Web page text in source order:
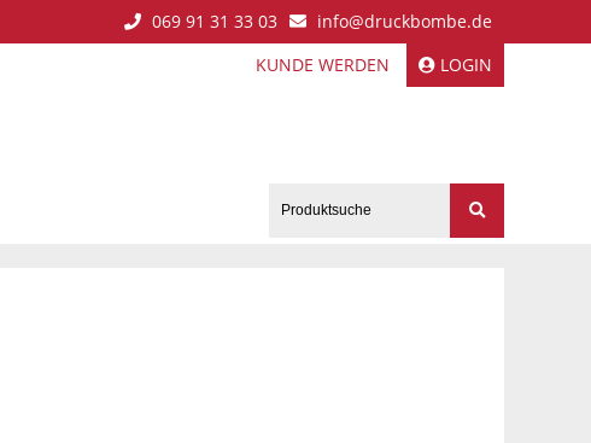
069 91 31 33 03
info@druckbombe.de
KUNDE WERDEN
LOGIN